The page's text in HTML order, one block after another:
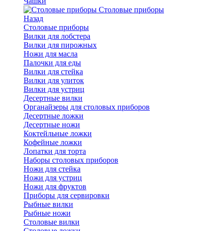
Cтоловые приборы
Назад
Cтоловые приборы
Вилки для лобстера
Вилки для пирожных
Ножи для масла
Палочки для еды
Вилки для стейка
Вилки для улиток
Вилки для устриц
Десертные вилки
Органайзеры для столовых приборов
Десертные ложки
Десертные ножи
Коктейльные ложки
Кофейные ложки
Лопатки для торта
Наборы столовых приборов
Ножи для стейка
Ножи для устриц
Ножи для фруктов
Приборы для сервировки
Рыбные вилки
Рыбные ножи
Столовые вилки